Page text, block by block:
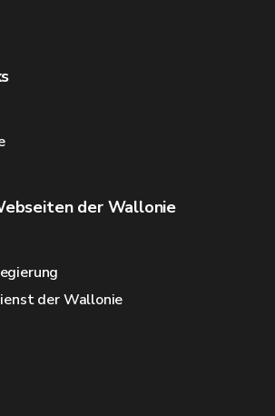
der Wallonie
der Wallonie